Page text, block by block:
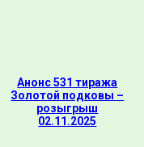
Анонс 531 тиража
Золотой подковы –
розыгрыш
02.11.2025